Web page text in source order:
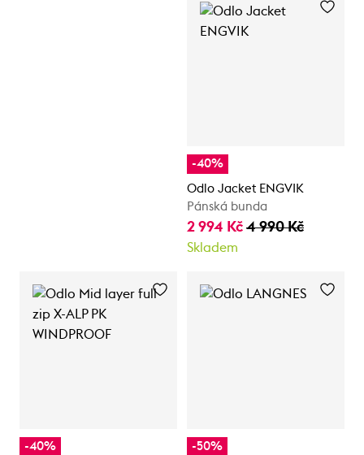
-40%
Odlo Jacket ENGVIK
Pánská bunda
2 994 Kč 4 990 Kč
Skladem
-40% -50%